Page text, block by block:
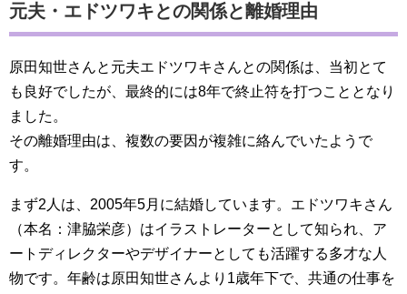
元夫・エドツワキとの関係と離婚理由
原田知世さんと元夫エドツワキさんとの関係は、当初とて
も良好でしたが、最終的には8年で終止符を打つこととなり
ました。
その離婚理由は、複数の要因が複雑に絡んでいたようで
す。
まず2人は、2005年5月に結婚しています。エドツワキさん
（本名：津脇栄彦）はイラストレーターとして知られ、ア
ートディレクターやデザイナーとしても活躍する多才な人
物です。年齢は原田知世さんより1歳年下で、共通の仕事を